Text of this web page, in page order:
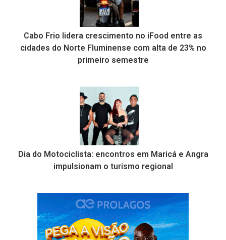
Cabo Frio lidera crescimento no iFood entre as
cidades do Norte Fluminense com alta de 23% no
primeiro semestre
Dia do Motociclista: encontros em Maricá e Angra
impulsionam o turismo regional